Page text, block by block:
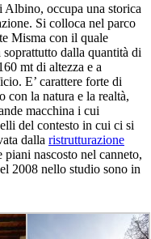
occupa una storica
Si colloca nel parco
Misma con il quale
soprattutto dalla quantità di
mt di altezza e a
E’ carattere forte di
con la natura e la realtà,
macchina i cui
del contesto in cui ci si
dalla ristrutturazione
nascosto nel canneto,
2008 nello studio sono in